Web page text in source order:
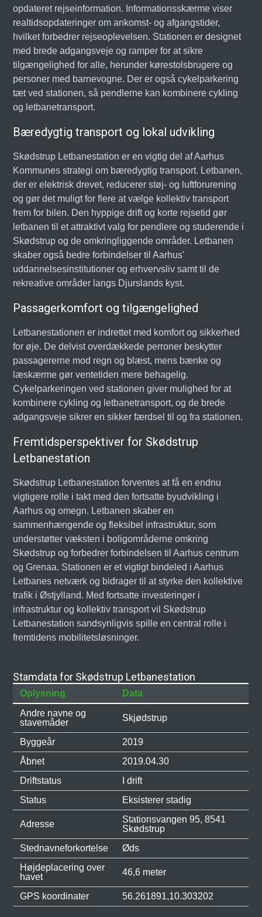
opdateret rejseinformation. Informationsskærme viser
realtidsopdateringer om ankomst- og afgangstider,
hvilket forbedrer rejseoplevelsen. Stationen er designet
med brede adgangsveje og ramper for at sikre
tilgængelighed for alle, herunder kørestolsbrugere og
personer med barnevogne. Der er også cykelparkering
tæt ved stationen, så pendlerne kan kombinere cykling
og letbanetransport.
Bæredygtig transport og lokal udvikling
Skødstrup Letbanestation er en vigtig del af Aarhus
Kommunes strategi om bæredygtig transport. Letbanen,
der er elektrisk drevet, reducerer støj- og luftforurening
og gør det muligt for flere at vælge kollektiv transport
frem for bilen. Den hyppige drift og korte rejsetid gør
letbanen til et attraktivt valg for pendlere og studerende i
Skødstrup og de omkringliggende områder. Letbanen
skaber også bedre forbindelser til Aarhus'
uddannelsesinstitutioner og erhvervsliv samt til de
rekreative områder langs Djurslands kyst.
Passagerkomfort og tilgængelighed
Letbanestationen er indrettet med komfort og sikkerhed
for øje. De delvist overdækkede perroner beskytter
passagererne mod regn og blæst, mens bænke og
læskærme gør ventetiden mere behagelig.
Cykelparkeringen ved stationen giver mulighed for at
kombinere cykling og letbanetransport, og de brede
adgangsveje sikrer en sikker færdsel til og fra stationen.
Fremtidsperspektiver for Skødstrup
Letbanestation
Skødstrup Letbanestation forventes at få en endnu
vigtigere rolle i takt med den fortsatte byudvikling i
Aarhus og omegn. Letbanen skaber en
sammenhængende og fleksibel infrastruktur, som
understøtter væksten i boligområderne omkring
Skødstrup og forbedrer forbindelsen til Aarhus centrum
og Grenaa. Stationen er et vigtigt bindeled i Aarhus
Letbanes netværk og bidrager til at styrke den kollektive
trafik i Østjylland. Med fortsatte investeringer i
infrastruktur og kollektiv transport vil Skødstrup
Letbanestation sandsynligvis spille en central rolle i
fremtidens mobilitetsløsninger.
Stamdata for Skødstrup Letbanestation
Oplysning
Data
Andre navne og
stavemåder
Skjødstrup
Byggeår
2019
Åbnet
2019.04.30
Driftstatus
I drift
Status
Eksisterer stadig
Adresse
Stationsvangen 95, 8541
Skødstrup
Stednavneforkortelse
Øds
Højdeplacering over
havet
46,6 meter
GPS koordinater 56.261891,10.303202